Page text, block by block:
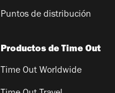
Puntos de distribución
Productos de Time Out
Time Out Worldwide